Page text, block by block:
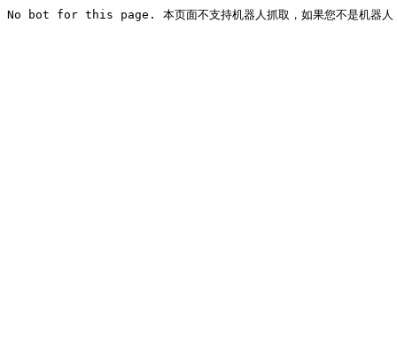
No bot for this page. 本页面不支持机器人抓取，如果您不是机器人，